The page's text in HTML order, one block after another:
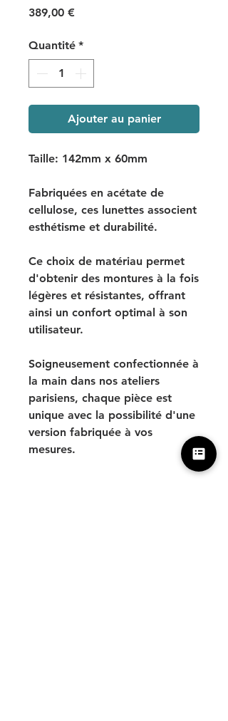
389,00 €
Quantité *
Ajouter au panier
Taille: 142mm x 60mm
Fabriquées en acétate de
cellulose, ces lunettes associent
esthétisme et durabilité.
Ce choix de matériau permet
d'obtenir des montures à la fois
légères et résistantes, offrant
ainsi un confort optimal à son
utilisateur.
Soigneusement confectionnée à
la main dans nos ateliers
parisiens, chaque pièce est
unique avec la possibilité d'une
version fabriquée à vos
mesures.